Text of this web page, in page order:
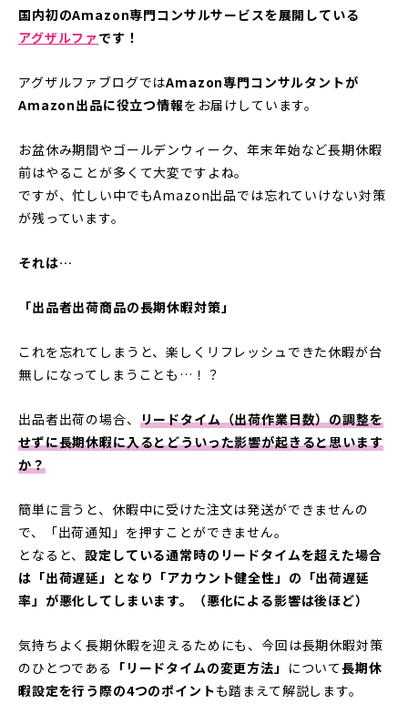
国内初のAmazon専門コンサルサービスを展開している
アグザルファです！
アグザルファブログではAmazon専門コンサルタントが
Amazon出品に役立つ情報をお届けしています。
お盆休み期間やゴールデンウィーク、年末年始など長期休暇
前はやることが多くて大変ですよね。
ですが、忙しい中でもAmazon出品では忘れていけない対策
が残っています。
それは…
「出品者出荷商品の長期休暇対策」
これを忘れてしまうと、楽しくリフレッシュできた休暇が台
無しになってしまうことも…！？
出品者出荷の場合、 リードタイム（出荷作業日数）の調整を
せずに長期休暇に入るとどういった影響が起きると思います
か？
簡単に言うと、休暇中に受けた注文は発送ができませんの
で、「出荷通知」を押すことができません。
となると、設定している通常時のリードタイムを超えた場合
は「出荷遅延」となり「アカウント健全性」の「出荷遅延
率」が悪化してしまいます。（悪化による影響は後ほど）
気持ちよく長期休暇を迎えるためにも、今回は長期休暇対策
のひとつである 「リードタイムの変更方法」 について長期休
暇設定を行う際の4つのポイントも踏まえて解説します。